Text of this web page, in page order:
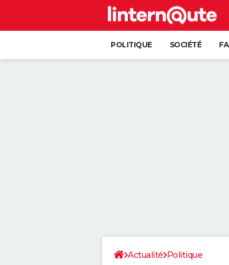
POLITIQUE SOCIÉTÉ
Actualité Politique